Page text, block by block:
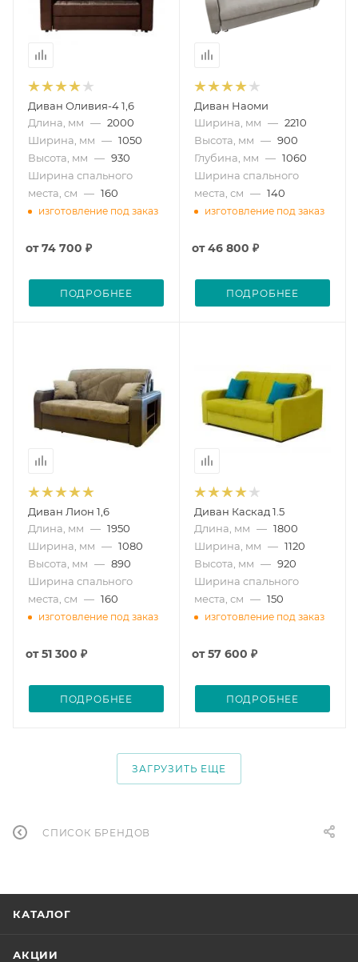
Диван Оливия-4 1,6
Длина, мм — 2000
Ширина, мм — 1050
Высота, мм — 930
Ширина спального
места, см — 160
изготовление под заказ
от74 700 ₽
ПОДРОБНЕЕ
Диван Наоми
Ширина, мм — 2210
Высота, мм — 900
Глубина, мм — 1060
Ширина спального
места, см — 140
изготовление под заказ
от46 800 ₽
ПОДРОБНЕЕ
Диван Лион 1,6
Длина, мм — 1950
Ширина, мм — 1080
Высота, мм — 890
Ширина спального
места, см — 160
изготовление под заказ
от51 300 ₽
ПОДРОБНЕЕ
Диван Каскад 1.5
Длина, мм — 1800
Ширина, мм — 1120
Высота, мм — 920
Ширина спального
места, см — 150
изготовление под заказ
от57 600 ₽
ПОДРОБНЕЕ
ЗАГРУЗИТЬ ЕЩЕ
СПИСОК БРЕНДОВ
КАТАЛОГ
АКЦИИ